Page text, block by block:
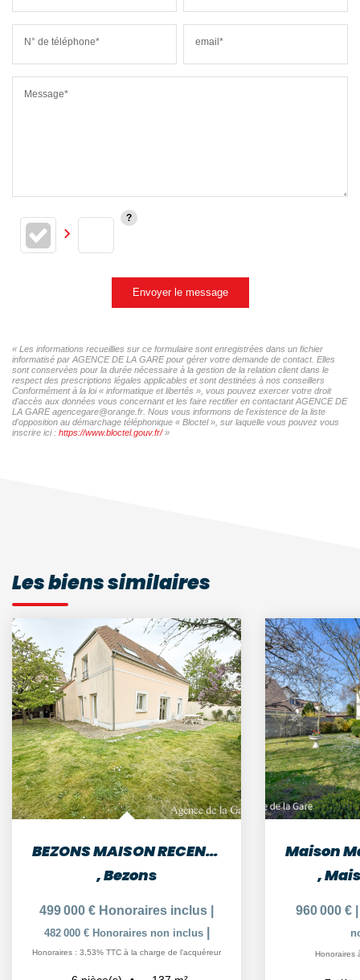
N° de téléphone* email*
Message*
Envoyer le message
« Les informations recueillies sur ce formulaire sont enregistrées dans un fichier
informatisé par AGENCE DE LA GARE pour gérer votre demande de contact. Elles
sont conservées pour la durée nécessaire à la gestion de la relation client dans le
respect des prescriptions légales applicables et sont destinées à nos conseillers
Conformément à la loi « informatique et libertés », vous pouvez exercer votre droit
d'accès aux données vous concernant et les faire rectifier en contactant AGENCE DE
LA GARE agencegare@orange.fr. Nous vous informons de l'existence de la liste
d'opposition au démarchage téléphonique « Bloctel », sur laquelle vous pouvez vous
inscrire ici : https://www.bloctel.gouv.fr/»
Les biens similaires
BEZONS MAISON RECENTE DE 6 PIECES SUR 379 m² de TERRAIN
,Bezons
499 000 € Honoraires inclus
482 000 € Honoraires non inclus
Honoraires : 3,53% TTC à la charge de l'acquéreur
,
960 000 €
Honoraires